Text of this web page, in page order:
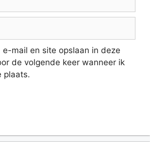
e-mail en site opslaan in deze
de volgende keer wanneer ik
plaats.